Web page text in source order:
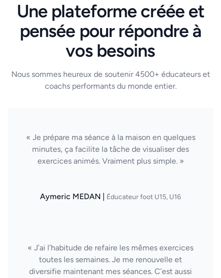
Une plateforme créée et
pensée pour répondre à
vos besoins
Nous sommes heureux de soutenir 4500+ éducateurs et
coachs performants du monde entier.
« Je prépare ma séance à la maison en quelques
minutes, ça facilite la tâche de visualiser des
exercices animés. Vraiment plus simple. »
Aymeric MEDAN | Éducateur foot U15, U16
« J’ai l’habitude de refaire les mêmes exercices
toutes les semaines. Je me renouvelle et
diversifie maintenant mes séances. C’est aussi